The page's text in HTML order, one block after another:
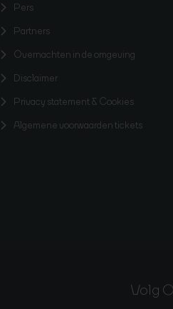
Pers
Partners
Overnachten in de omgeving
Disclaimer
Privacy statement & Cookies
Algemene voorwaarden tickets
Volg